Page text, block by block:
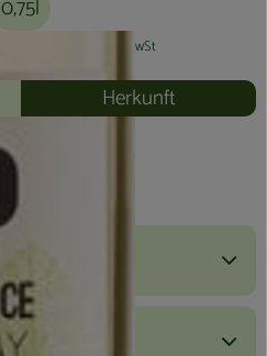
0,75l
19% MwSt
Herkunft